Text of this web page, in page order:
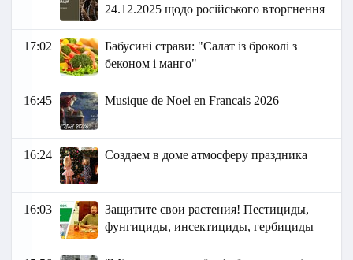
24.12.2025 щодо російського вторгнення
17:02
Бабусині страви: "Салат із броколі з
беконом і манго"
16:45 Musique de Noel en Francais 2026
16:24 Создаем в доме атмосферу праздника
16:03
Защитите свои растения! Пестициды,
фунгициды, инсектициды, гербициды